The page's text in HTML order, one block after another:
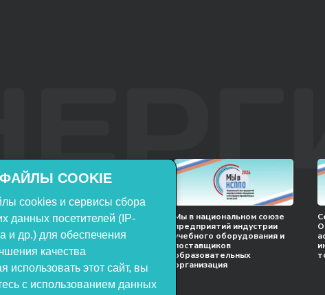
Продукция НТП
«ЭнергияЛаб» включена в
реестр Минпромторга РФ
Мы в национальном союзе
предприятий индустрии
учебного оборудования и
поставщиков
образовательных
организация
COOKIE
cookies и сервисы сбора
данных посетителей (IP-
и др.) для обеспечения
качества
этот сайт, вы
с использованием данных